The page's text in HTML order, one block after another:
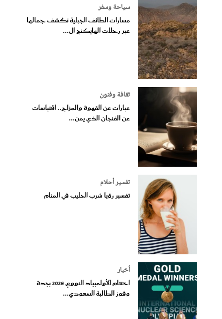
سياحة وسفر
مسارات الطائف الجبلية تكشف جمالها
عبر رحلات الهايكنج ال...
ثقافة وفنون
عبارات عن القهوة والمزاج.. اقتباسات
عن الفنجان الذي يمن...
تفسير أحلام
تفسير رؤيا شرب الحليب في المنام
أخبار
اختتام الأولمبياد النووي 2026 بجدة
وفوز الطالبة السعودي...